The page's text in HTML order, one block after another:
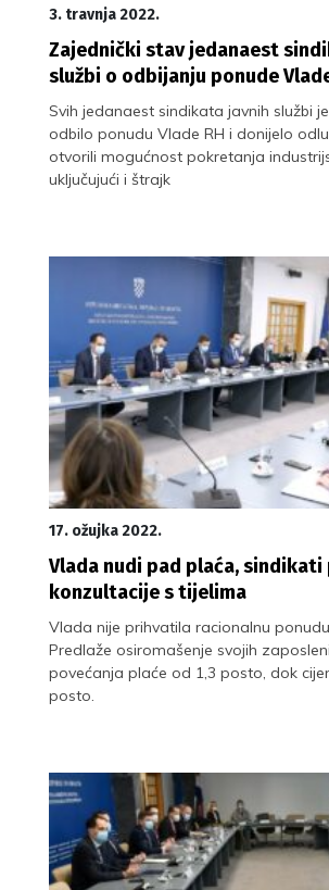
3. travnja 2022.
Zajednički stav jedanaest
službi o odbijanju ponude
Svih jedanaest sindikata javnih službi
odbilo ponudu Vlade RH i donijelo
otvorili mogućnost pokretanja
uključujući i štrajk
17. ožujka 2022.
Vlada nudi pad plaća, sindikati
konzultacije s tijelima
Vlada nije prihvatila racionalnu
Predlaže osiromašenje svojih
povećanja plaće od 1,3 posto, dok
posto.